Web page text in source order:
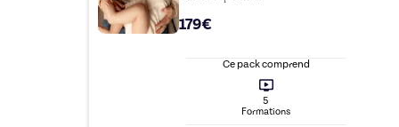
179€
Ce pack comprend
5
Formations